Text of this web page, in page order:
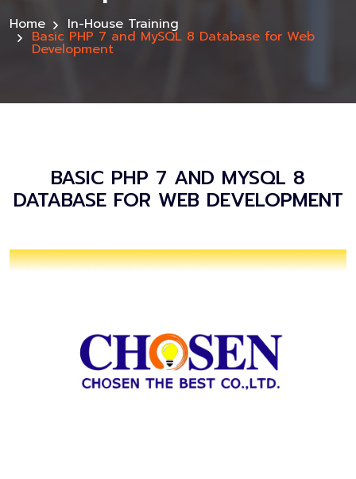
Home In-House Training
Basic PHP 7 and MySQL 8 Database for Web
Development
BASIC PHP 7 AND MYSQL 8
DATABASE FOR WEB DEVELOPMENT